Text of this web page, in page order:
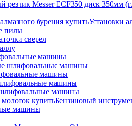
Установки
пилы
сверел
машины
шлифовальные машины
машины
машины
машины
Бензиновый
машины